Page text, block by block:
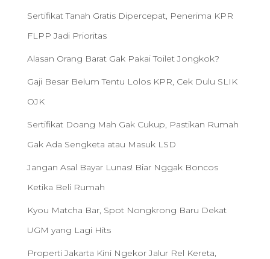
Sertifikat Tanah Gratis Dipercepat, Penerima KPR
FLPP Jadi Prioritas
Alasan Orang Barat Gak Pakai Toilet Jongkok?
Gaji Besar Belum Tentu Lolos KPR, Cek Dulu SLIK
OJK
Sertifikat Doang Mah Gak Cukup, Pastikan Rumah
Gak Ada Sengketa atau Masuk LSD
Jangan Asal Bayar Lunas! Biar Nggak Boncos
Ketika Beli Rumah
Kyou Matcha Bar, Spot Nongkrong Baru Dekat
UGM yang Lagi Hits
Properti Jakarta Kini Ngekor Jalur Rel Kereta,